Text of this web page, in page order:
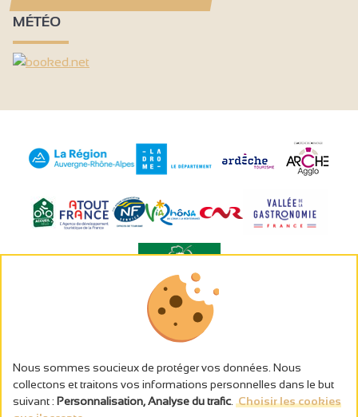
MÉTÉO
L’abus d’alcool est dangereux pour la santé, à consommer avec
modération.
Mentions légales
Politique de confidentialité
Nous sommes soucieux de protéger vos données. Nous
collectons et traitons vos informations personnelles dans le but
suivant : Personnalisation, Analyse du trafic Choisir les cookies